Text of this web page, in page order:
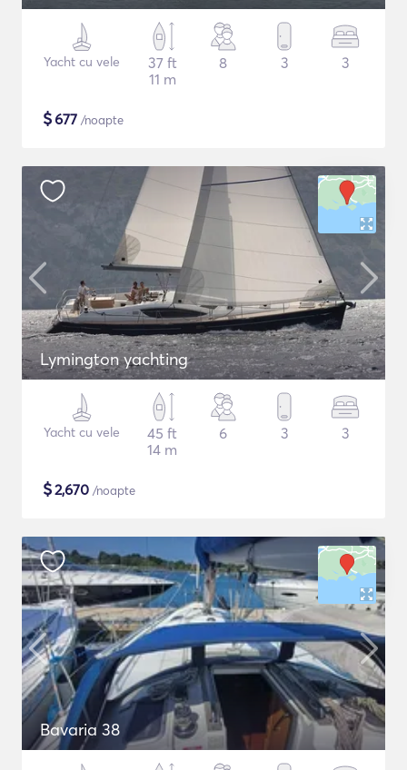
Yacht cu vele
37 ft
11 m
8 3 3
$677 /noapte
Lymington yachting
Yacht cu vele
45 ft
14 m
6 3 3
$2,670 /noapte
Bavaria 38